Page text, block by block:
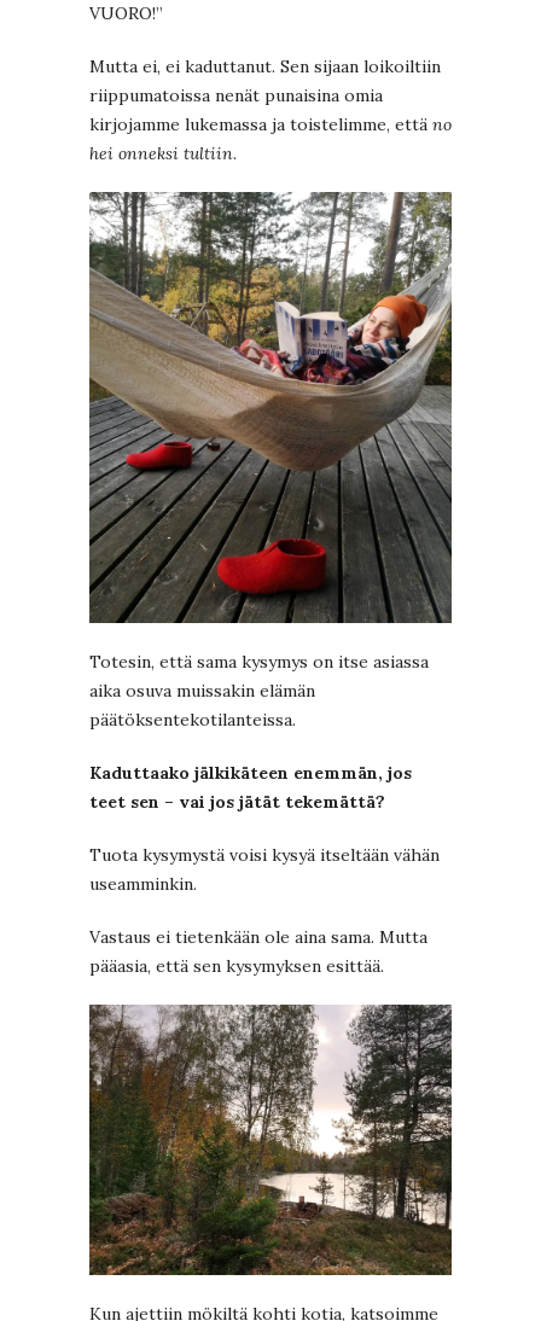
VUORO!”
Mutta ei, ei kaduttanut. Sen sijaan loikoiltiin
riippumatoissa nenät punaisina omia
kirjojamme lukemassa ja toistelimme, että no
hei onneksi tultiin.
Totesin, että sama kysymys on itse asiassa
aika osuva muissakin elämän
päätöksentekotilanteissa.
Kaduttaako jälkikäteen enemmän, jos
teet sen – vai jos jätät tekemättä?
Tuota kysymystä voisi kysyä itseltään vähän
useamminkin.
Vastaus ei tietenkään ole aina sama. Mutta
pääasia, että sen kysymyksen esittää.
Kun ajettiin mökiltä kohti kotia, katsoimme